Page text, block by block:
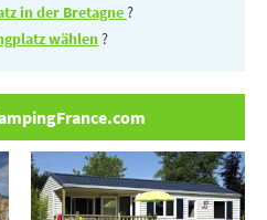
in der Bretagne?
wählen?